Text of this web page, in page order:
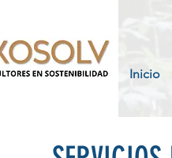
Inicio